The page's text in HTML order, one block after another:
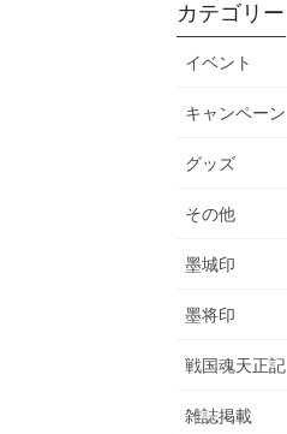
カテゴリー
イベント
キャンペーン
グッズ
その他
墨城印
墨将印
戦国魂天正記
雑誌掲載